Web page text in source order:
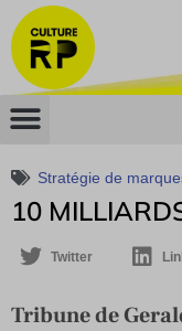
Stratégie de
10
Twitter
Tribune de